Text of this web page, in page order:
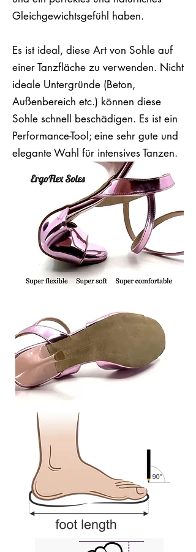
Gleichgewichtsgefühl haben.
Es ist ideal, diese Art von Sohle auf
einer Tanzfläche zu verwenden. Nicht
ideale Untergründe (Beton,
Außenbereich etc.) können diese
Sohle schnell beschädigen. Es ist ein
Performance-Tool; eine sehr gute und
elegante Wahl für intensives Tanzen.